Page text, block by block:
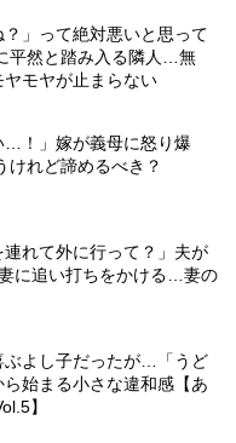
？」って絶対悪いと思って
平然と踏み入る隣人…無
モヤが止まらない
…！」嫁が義母に怒り爆
けれど諦めるべき？
連れて外に行って？」夫が
に追い打ちをかける…妻の
ぶよし子だったが…「うど
始まる小さな違和感【あ
】